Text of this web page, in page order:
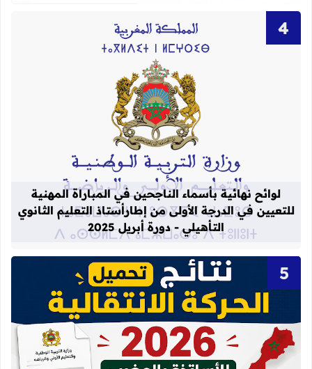
قراءة المزيد عن لوائح نهائية بأسماء
لوائح نهائية بأسماء الناجحين في المباراة المهنية
للتعيين في الدرجة الأولى من إطارأستاذ التعليم الثانوي
التأهيلي - دورة أبريل 2025
قراءة المزيد عن نتائج الحركة